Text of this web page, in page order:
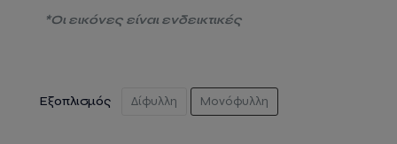
*Οι εικόνες είναι ενδεικτικές
Εξοπλισμός Δίφυλλη Μονόφυλλη